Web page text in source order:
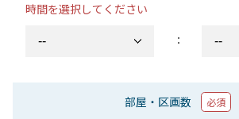
時間を選択してください
：
部屋・区画数 必須